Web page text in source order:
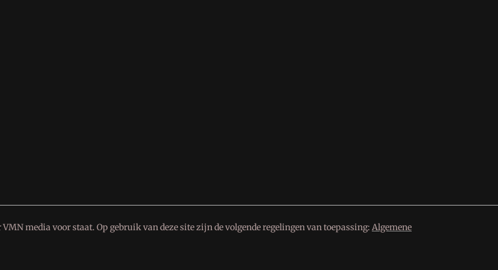
VMN media voor staat. Op gebruik van deze site zijn de volgende regelingen van toepassing: Algemene